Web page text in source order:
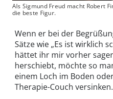
Als Sigmund Freud macht Robert
die beste Figur.
Wenn er bei der
Sätze wie „Es ist wirklich
hättet ihr mir vorher
herschiebt, möchte so
einem Loch im Boden
Therapie-Couch versinken.